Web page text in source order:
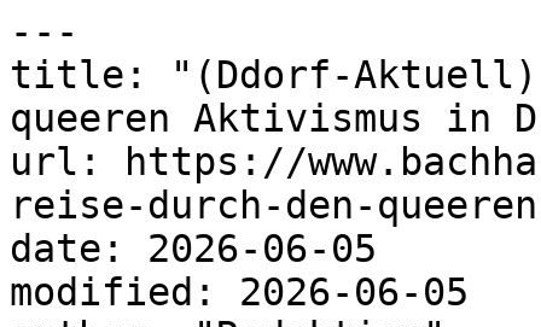
---
title: "(Ddorf-Aktuell)
queeren Aktivismus in
url: https://
reise-durch-den-
date: 2026-06-05
modified: 2026-06-05